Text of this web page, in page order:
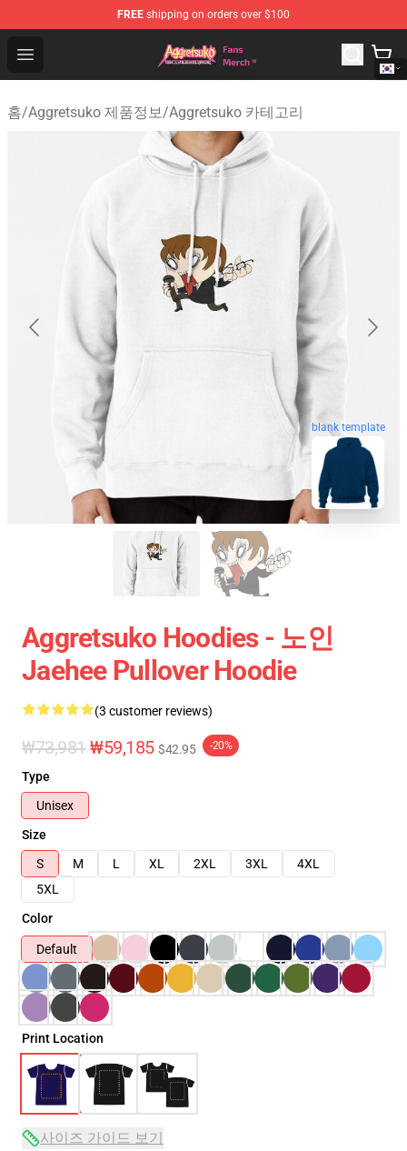
FREE shipping on orders over $100
Open menu
Aggretsuko Store - Official Aggretsuko Merchandise
홈/Aggretsuko 제품정보/Aggretsuko 카테고리
blank template
Aggretsuko Hoodies - 노인
Jaehee Pullover Hoodie
(3 customer reviews)
₩73,981 ₩59,185 $42.95 -20%
Type
Unisex
Size
S
M L XL 2XL 3XL
4XL
5XL
Color
Default
Print Location
사이즈 가이드 보기